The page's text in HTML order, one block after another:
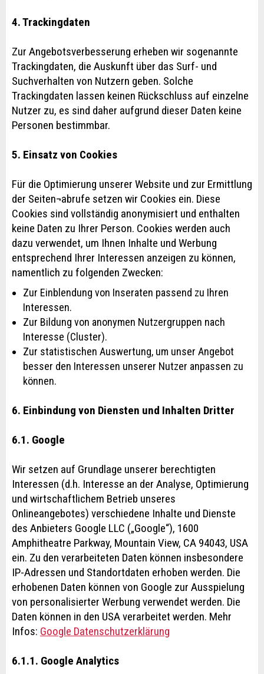
4. Trackingdaten
Zur Angebotsverbesserung erheben wir sogenannte
Trackingdaten, die Auskunft über das Surf- und
Suchverhalten von Nutzern geben. Solche
Trackingdaten lassen keinen Rückschluss auf einzelne
Nutzer zu, es sind daher aufgrund dieser Daten keine
Personen bestimmbar.
5. Einsatz von Cookies
Für die Optimierung unserer Website und zur Ermittlung
der Seiten¬abrufe setzen wir Cookies ein. Diese
Cookies sind vollständig anonymisiert und enthalten
keine Daten zu Ihrer Person. Cookies werden auch
dazu verwendet, um Ihnen Inhalte und Werbung
entsprechend Ihrer Interessen anzeigen zu können,
namentlich zu folgenden Zwecken:
Zur Einblendung von Inseraten passend zu Ihren
Interessen.
Zur Bildung von anonymen Nutzergruppen nach
Interesse (Cluster).
Zur statistischen Auswertung, um unser Angebot
besser den Interessen unserer Nutzer anpassen zu
können.
6. Einbindung von Diensten und Inhalten Dritter
6.1. Google
Wir setzen auf Grundlage unserer berechtigten
Interessen (d.h. Interesse an der Analyse, Optimierung
und wirtschaftlichem Betrieb unseres
Onlineangebotes) verschiedene Inhalte und Dienste
des Anbieters Google LLC („Google“), 1600
Amphitheatre Parkway, Mountain View, CA 94043, USA
ein. Zu den verarbeiteten Daten können insbesondere
IP-Adressen und Standortdaten erhoben werden. Die
erhobenen Daten können von Google zur Ausspielung
von personalisierter Werbung verwendet werden. Die
Daten können in den USA verarbeitet werden. Mehr
Infos: Google Datenschutzerklärung
6.1.1. Google Analytics